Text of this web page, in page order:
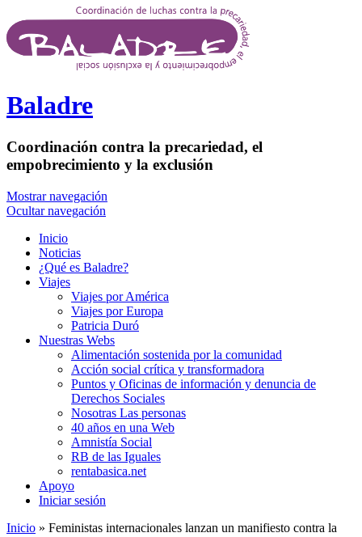
Pasar al contenido principal
Baladre
Coordinación contra la precariedad, el
empobrecimiento y la exclusión
Mostrar navegación
Ocultar navegación
Inicio
Noticias
¿Qué es Baladre?
Viajes
Viajes por América
Viajes por Europa
Patricia Duró
Nuestras Webs
Alimentación sostenida por la comunidad
Acción social crítica y transformadora
Puntos y Oficinas de información y denuncia de
Derechos Sociales
Nosotras Las personas
40 años en una Web
Amnistía Social
RB de las Iguales
rentabasica.net
Apoyo
Iniciar sesión
Inicio » Feministas internacionales lanzan un manifiesto contra la